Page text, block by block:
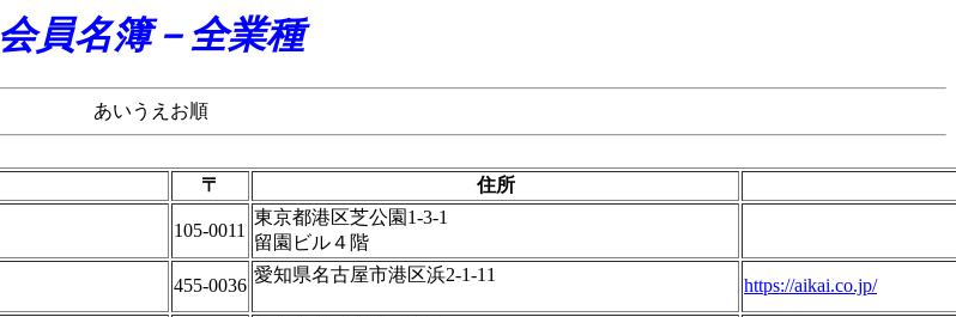
会員名簿－全業種
あいうえお順
〒 住所
105-0011
東京都港区芝公園1-3-1
留園ビル４階
455-0036
愛知県名古屋市港区浜2-1-11
https://aikai.co.jp/